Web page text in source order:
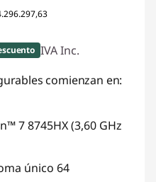
IVA Inc.
:-$1.595.885,36
comienzan en:
7 8745HX (3,60 GHz
único 64